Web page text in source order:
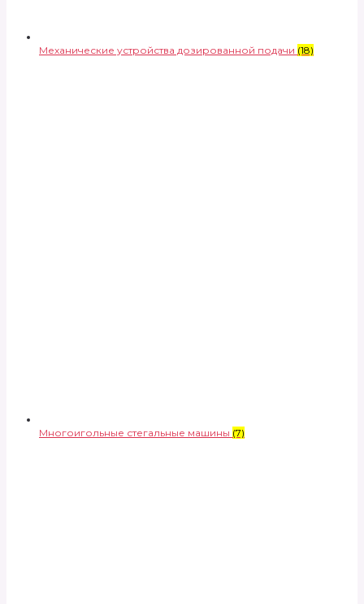
Механические устройства дозированной подачи (18)
Многоигольные стегальные машины (7)